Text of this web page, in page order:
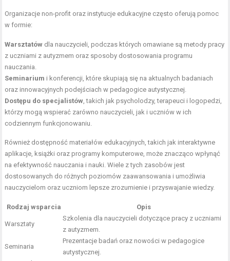
Organizacje non-profit oraz instytucje edukacyjne często oferują pomoc
w formie:
Warsztatów dla nauczycieli, podczas których omawiane są metody pracy
z uczniami z autyzmem oraz sposoby dostosowania programu
nauczania.
Seminarium i konferencji, które skupiają się na aktualnych badaniach
oraz innowacyjnych podejściach w pedagogice autystycznej.
Dostępu do specjalistów , takich jak psycholodzy, terapeuci i logopedzi,
którzy mogą wspierać zarówno nauczycieli, jak i uczniów w ich
codziennym funkcjonowaniu.
Również dostępność materiałów edukacyjnych, takich jak interaktywne
aplikacje, książki oraz programy komputerowe, może znacząco wpłynąć
na efektywność nauczania i nauki. Wiele z tych zasobów jest
dostosowanych do różnych poziomów zaawansowania i umożliwia
nauczycielom oraz uczniom lepsze zrozumienie i przyswajanie wiedzy.
Rodzaj wsparcia Opis
Warsztaty
Szkolenia dla nauczycieli dotyczące pracy z uczniami
z autyzmem.
Seminaria
Prezentacje badań oraz nowości w pedagogice
autystycznej.